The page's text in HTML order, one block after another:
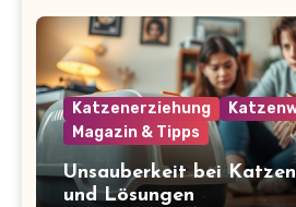
Katzenerziehung
Magazin & Tipps
Unsauberkeit bei
und Lösungen